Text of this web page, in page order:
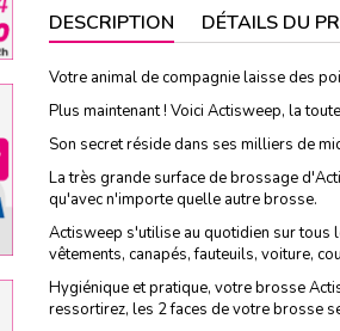
DESCRIPTION DÉTAILS DU
Votre animal de compagnie laisse des
Plus maintenant ! Voici Actisweep, la
Son secret réside dans ses milliers de
La très grande surface de brossage
qu'avec n'importe quelle autre brosse.
Actisweep s'utilise au quotidien sur tous
vêtements, canapés, fauteuils, voiture,
Hygiénique et pratique, votre brosse
ressortirez, les 2 faces de votre brosse